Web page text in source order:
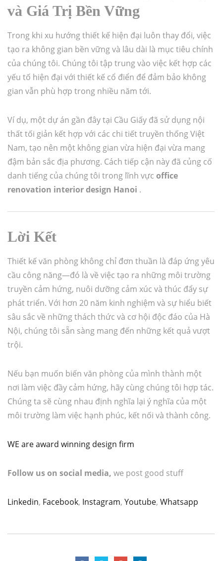
và Giá Trị Bền Vững
Trong khi xu hướng thiết kế hiện đại luôn thay đổi, việc
tạo ra không gian bền vững và lâu dài là mục tiêu chính
của chúng tôi. Chúng tôi tập trung vào việc kết hợp các
yếu tố hiện đại với thiết kế cổ điển để đảm bảo không
gian vẫn phù hợp trong nhiều năm tới.
Ví dụ, một dự án gần đây tại Cầu Giấy đã sử dụng nội
thất tối giản kết hợp với các chi tiết truyền thống Việt
Nam, tạo nên một không gian vừa hiện đại vừa mang
đậm bản sắc địa phương. Cách tiếp cận này đã củng cố
danh tiếng của chúng tôi trong lĩnh vực office
renovation interior design Hanoi .
Lời Kết
Thiết kế văn phòng không chỉ đơn thuần là đáp ứng yêu
cầu công năng—đó là về việc tạo ra những môi trường
truyền cảm hứng, nuôi dưỡng cảm xúc và thúc đẩy sự
phát triển. Với hơn 20 năm kinh nghiệm và sự hiểu biết
sâu sắc về những thách thức và cơ hội độc đáo của Hà
Nội, chúng tôi sẵn sàng mang đến những kết quả vượt
trội.
Nếu bạn muốn biến văn phòng của mình thành một
nơi làm việc đầy cảm hứng, hãy cùng chúng tôi hợp tác.
Chúng ta sẽ cùng nhau định nghĩa lại ý nghĩa của một
môi trường làm việc hạnh phúc, kết nối và thành công.
WE are award winning design firm
Follow us on social media, we post good stuff
Linkedin, Facebook, Instagram, Youtube, Whatsapp